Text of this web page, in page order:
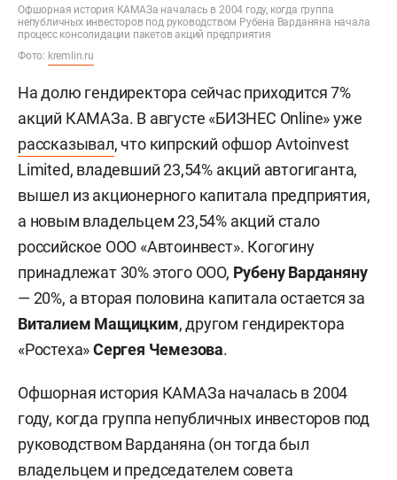
Офшорная история КАМАЗа началась в 2004 году, когда группа
непубличных инвесторов под руководством Рубена Варданяна начала
процесс консолидации пакетов акций предприятия
Фото: kremlin.ru
На долю гендиректора сейчас приходится 7%
акций КАМАЗа. В августе «БИЗНЕС Online» уже
рассказывал, что кипрский офшор Avtoinvest
Limited, владевший 23,54% акций автогиганта,
вышел из акционерного капитала предприятия,
а новым владельцем 23,54% акций стало
российское ООО «Автоинвест». Когогину
принадлежат 30% этого ООО, Рубену Варданяну
— 20%, а вторая половина капитала остается за
Виталием Мащицким, другом гендиректора
«Ростеха»Сергея Чемезова.
Офшорная история КАМАЗа началась в 2004
году, когда группа непубличных инвесторов под
руководством Варданяна (он тогда был
владельцем и председателем совета